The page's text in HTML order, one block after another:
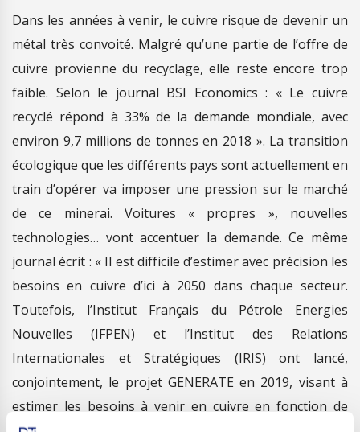
Dans les années à venir, le cuivre risque de devenir un
métal très convoité. Malgré qu’une partie de l’offre de
cuivre provienne du recyclage, elle reste encore trop
faible. Selon le journal BSI Economics : « Le cuivre
recyclé répond à 33% de la demande mondiale, avec
environ 9,7 millions de tonnes en 2018 ». La transition
écologique que les différents pays sont actuellement en
train d’opérer va imposer une pression sur le marché
de ce minerai. Voitures « propres », nouvelles
technologies… vont accentuer la demande. Ce même
journal écrit : « Il est difficile d’estimer avec précision les
besoins en cuivre d’ici à 2050 dans chaque secteur.
Toutefois, l’Institut Français du Pétrole Energies
Nouvelles (IFPEN) et l’Institut des Relations
Internationales et Stratégiques (IRIS) ont lancé,
conjointement, le projet GENERATE en 2019, visant à
estimer les besoins à venir en cuivre en fonction de